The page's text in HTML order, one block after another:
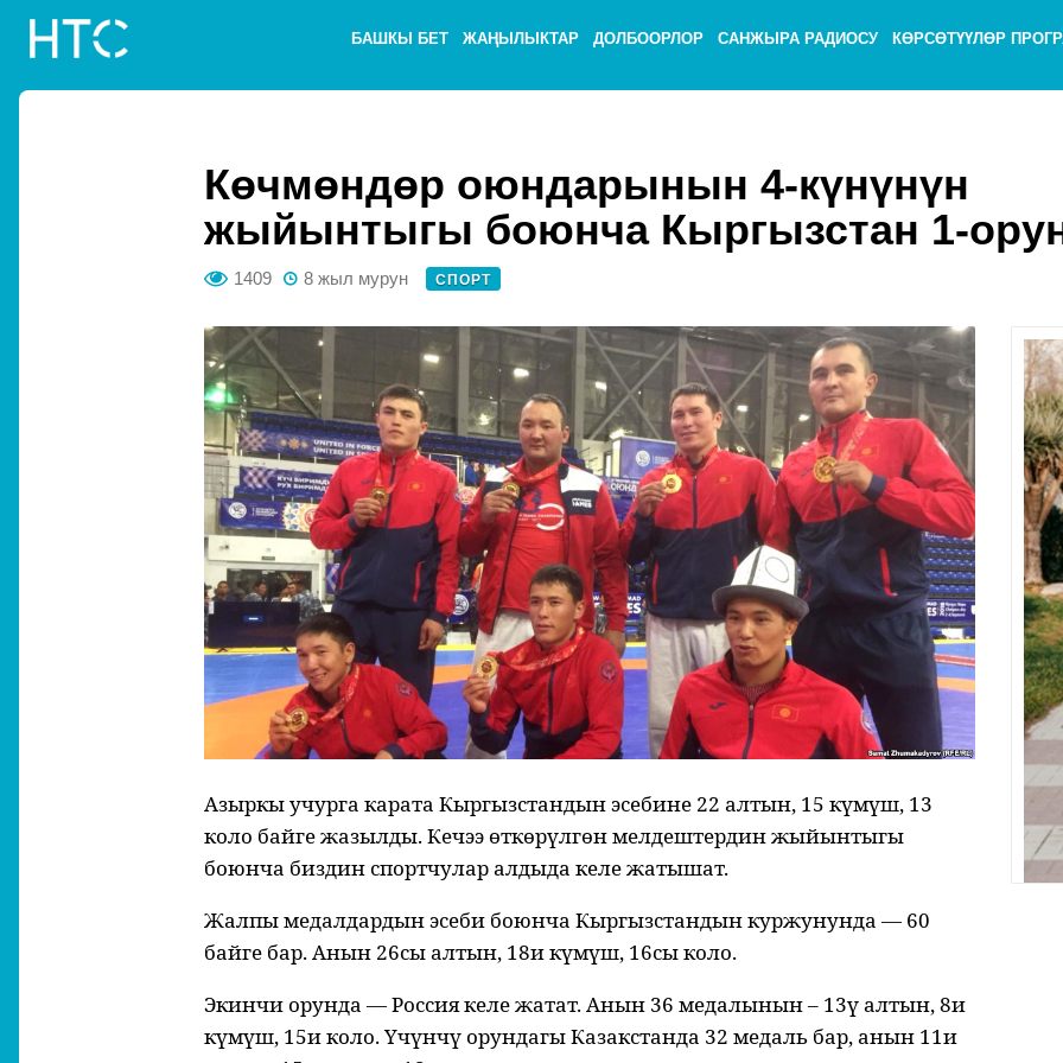
БАШКЫ БЕТ ЖАҢЫЛЫКТАР ДОЛБООРЛОР САНЖЫРА РАДИОСУ КӨРСӨТҮҮЛӨР
Көчмөндөр оюндарынын 4-күнүнүн
жыйынтыгы боюнча Кыргызстан 1-
1409 8 жыл мурун СПОРТ
Азыркы учурга карата Кыргызстандын эсебине 22 алтын, 15 күмүш, 13
коло байге жазылды. Кечээ өткөрүлгөн мелдештердин жыйынтыгы
боюнча биздин спортчулар алдыда келе жатышат.
Жалпы медалдардын эсеби боюнча Кыргызстандын куржунунда — 60
байге бар. Анын 26сы алтын, 18и күмүш, 16сы коло.
Экинчи орунда — Россия келе жатат. Анын 36 медалынын – 13ү алтын, 8и
күмүш, 15и коло. Үчүнчү орундагы Казакстанда 32 медаль бар, анын 11и